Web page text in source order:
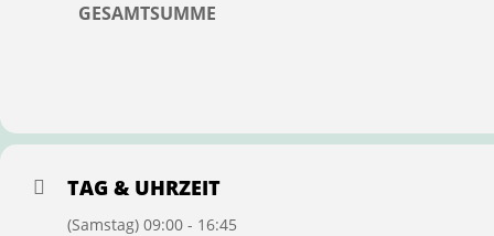
GESAMTSUMME
TAG & UHRZEIT
(Samstag) 09:00 - 16:45